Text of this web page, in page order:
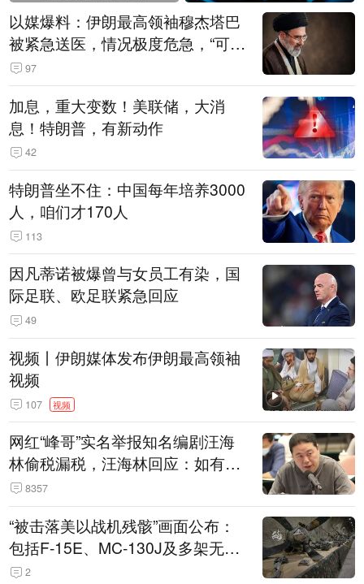
以媒爆料：伊朗最高领袖穆杰塔巴
被紧急送医，情况极度危急，“可能
随时会死去”
97
加息，重大变数！美联储，大消
息！特朗普，有新动作
42
特朗普坐不住：中国每年培养3000
人，咱们才170人
113
因凡蒂诺被爆曾与女员工有染，国
际足联、欧足联紧急回应
49
视频丨伊朗媒体发布伊朗最高领袖
视频
107 视频
网红“峰哥”实名举报知名编剧汪海
林偷税漏税，汪海林回应：如有违
法行为，相关机构自会进行评判和
处理
8357
“被击落美以战机残骸”画面公布：
包括F-15E、MC-130J及多架无人
机 2